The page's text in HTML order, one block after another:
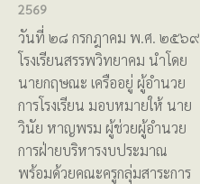
2569
วันที่ ๒๘ กรกฎาคม พ.ศ. ๒๕๖๙
โรงเรียนสรรพวิทยาคม นำโดย
นายกฤษณะ เครืออยู่ ผู้อำนวย
การโรงเรียน มอบหมายให้ นาย
วินัย หาญพรม ผู้ช่วยผู้อำนวย
การฝ่ายบริหารงบประมาณ
พร้อมด้วยคณะครูกลุ่มสาระการ